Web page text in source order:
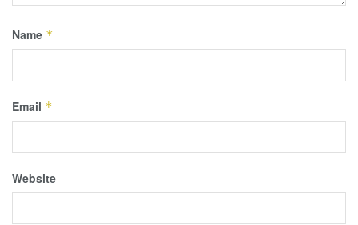
Name *
Email *
Website